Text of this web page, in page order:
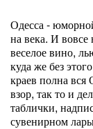
Одесса -
на века. И вовсе
веселое вино,
куда же без
краев полна вся
взор, так то и
таблички,
сувенирном